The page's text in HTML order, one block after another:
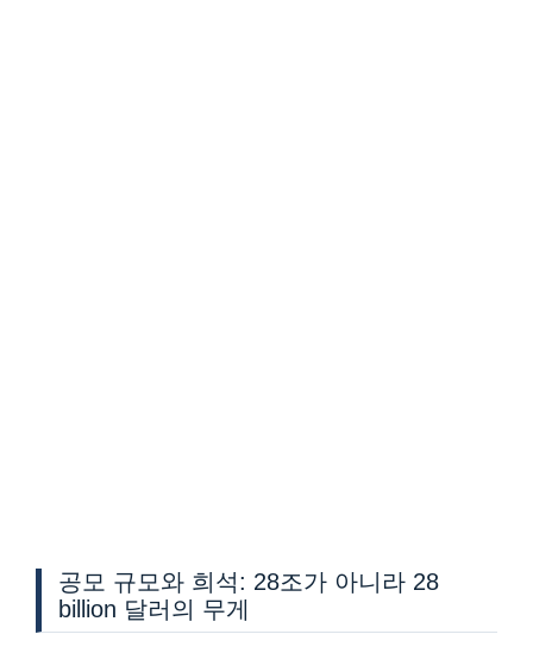
공모 규모와 희석: 28조가 아니라 28
billion 달러의 무게